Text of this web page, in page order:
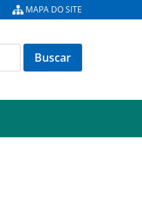
MAPA DO SITE